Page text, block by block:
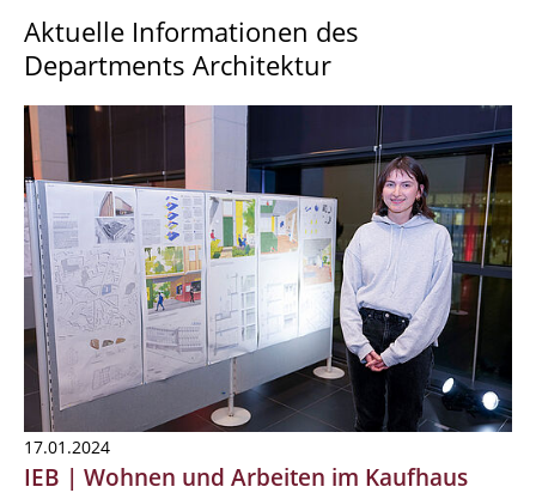
Aktuelle Informationen des
Departments Architektur
17.01.2024
IEB | Wohnen und Arbeiten im Kaufhaus